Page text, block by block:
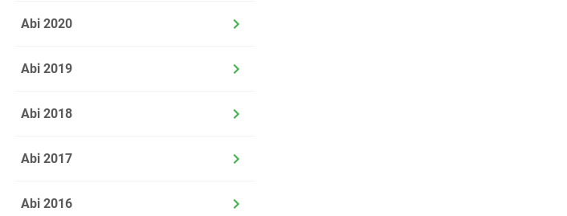
Abi 2020
Abi 2019
Abi 2018
Abi 2017
Abi 2016